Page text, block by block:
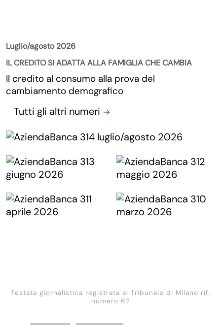
Luglio/agosto 2026
IL CREDITO SI ADATTA ALLA FAMIGLIA CHE CAMBIA
Il credito al consumo alla prova del
cambiamento demografico
Tutti gli altri numeri
Testata giornalistica registrata al Tribunale di Milano rif.
numero 62